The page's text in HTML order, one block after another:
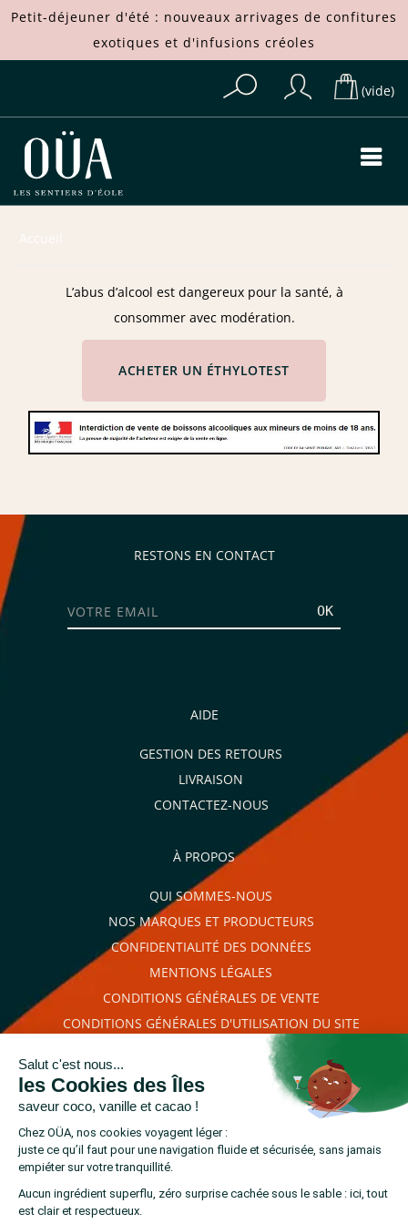
Petit-déjeuner d'été : nouveaux arrivages de confitures
exotiques et d'infusions créoles
(vide)
L’abus d’alcool est dangereux pour la santé, à
consommer avec modération.
ACHETER UN ÉTHYLOTEST
RESTONS EN CONTACT
OK
AIDE
GESTION DES RETOURS
LIVRAISON
CONTACTEZ-NOUS
À PROPOS
QUI SOMMES-NOUS
NOS MARQUES ET PRODUCTEURS
CONFIDENTIALITÉ DES DONNÉES
MENTIONS LÉGALES
CONDITIONS GÉNÉRALES DE VENTE
CONDITIONS GÉNÉRALES D'UTILISATION DU SITE
RETROUVEZ-NOUS SUR
Je consens aussi à recevoir les offres
règles de
conditions d'utilisation